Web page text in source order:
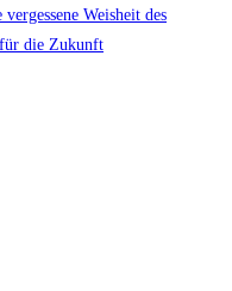
vergessene Weisheit des
für die Zukunft